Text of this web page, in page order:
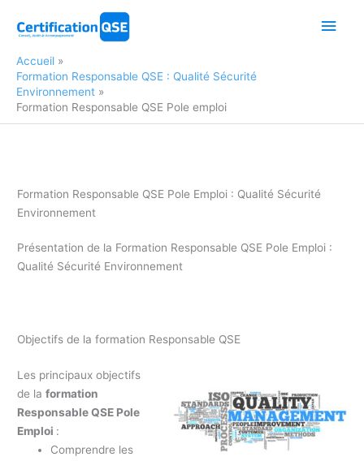
Accueil
Formation Responsable QSE : Qualité Sécurité
Environnement
Formation Responsable QSE Pole emploi
Formation Responsable QSE Pole Emploi : Qualité Sécurité
Environnement
Présentation de la Formation Responsable QSE Pole Emploi :
Qualité Sécurité Environnement
Objectifs de la formation Responsable QSE
Les principaux objectifs
de laformation
Responsable QSE Pole
Emploi :
Comprendre les